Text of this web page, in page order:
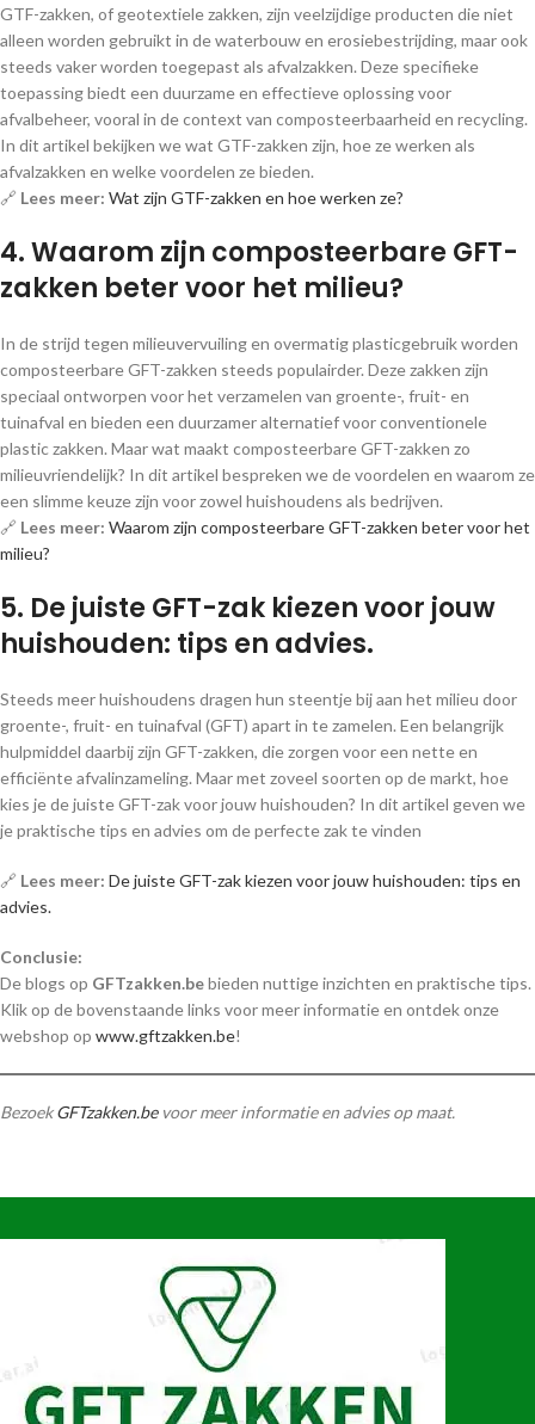
GTF-zakken, of geotextiele zakken, zijn veelzijdige producten die niet
alleen worden gebruikt in de waterbouw en erosiebestrijding, maar ook
steeds vaker worden toegepast als afvalzakken. Deze specifieke
toepassing biedt een duurzame en effectieve oplossing voor
afvalbeheer, vooral in de context van composteerbaarheid en recycling.
In dit artikel bekijken we wat GTF-zakken zijn, hoe ze werken als
afvalzakken en welke voordelen ze bieden.
🔗 Lees meer: Wat zijn GTF-zakken en hoe werken ze?
4. Waarom zijn composteerbare GFT-
zakken beter voor het milieu?
In de strijd tegen milieuvervuiling en overmatig plasticgebruik worden
composteerbare GFT-zakken steeds populairder. Deze zakken zijn
speciaal ontworpen voor het verzamelen van groente-, fruit- en
tuinafval en bieden een duurzamer alternatief voor conventionele
plastic zakken. Maar wat maakt composteerbare GFT-zakken zo
milieuvriendelijk? In dit artikel bespreken we de voordelen en waarom ze
een slimme keuze zijn voor zowel huishoudens als bedrijven.
🔗 Lees meer: Waarom zijn composteerbare GFT-zakken beter voor het
milieu?
5. De juiste GFT-zak kiezen voor jouw
huishouden: tips en advies.
Steeds meer huishoudens dragen hun steentje bij aan het milieu door
groente-, fruit- en tuinafval (GFT) apart in te zamelen. Een belangrijk
hulpmiddel daarbij zijn GFT-zakken, die zorgen voor een nette en
efficiënte afvalinzameling. Maar met zoveel soorten op de markt, hoe
kies je de juiste GFT-zak voor jouw huishouden? In dit artikel geven we
je praktische tips en advies om de perfecte zak te vinden
🔗 Lees meer: De juiste GFT-zak kiezen voor jouw huishouden: tips en
advies.
Conclusie:
De blogs op GFTzakken.bebieden nuttige inzichten en praktische tips.
Klik op de bovenstaande links voor meer informatie en ontdek onze
webshop op www.gftzakken.be!
BezoekGFTzakken.bevoor meer informatie en advies op maat.